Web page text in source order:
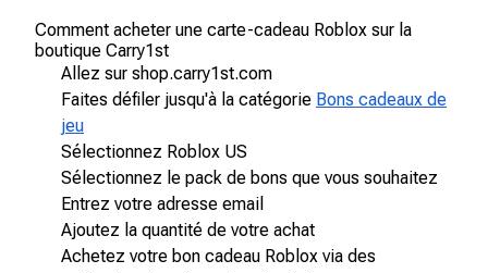
Comment acheter une carte-cadeau Roblox sur la
boutique Carry1st
Allez sur shop.carry1st.com
Faites défiler jusqu'à la catégorie Bons cadeaux de
jeu
Sélectionnez Roblox US
Sélectionnez le pack de bons que vous souhaitez
Entrez votre adresse email
Ajoutez la quantité de votre achat
Achetez votre bon cadeau Roblox via des